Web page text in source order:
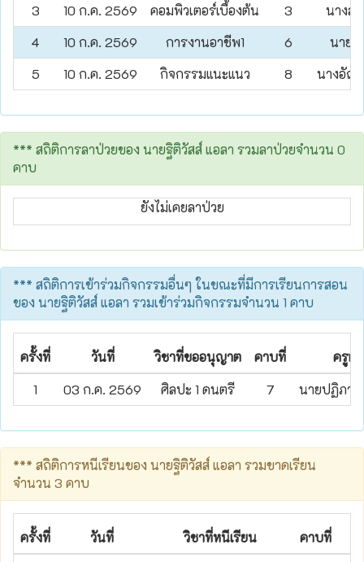
3
10 ก.ค. 2569 คอมพิวเตอร์เบื้องต้น 3
นางส
4
10 ก.ค. 2569 การงานอาชีพ1 6
นายณ
5
10 ก.ค. 2569 กิจกรรมแนะแนว 8 นางอัญ
*** สถิติการลาป่วยของ นายฐิติวัสส์ แอลา รวมลาป่วยจำนวน 0
คาบ
ยังไม่เคยลาป่วย
*** สถิติการเข้าร่วมกิจกรรมอื่นๆ ในขณะที่มีการเรียนการสอน
ของ นายฐิติวัสส์ แอลา รวมเข้าร่วมกิจกรรมจำนวน 1 คาบ
ครั้งที่ วันที่ วิชาที่ขออนุญาต คาบที่
ครูผู้
1
03 ก.ค. 2569 ศิลปะ 1 ดนตรี 7 นายปฏิภา
*** สถิติการหนีเรียนของ นายฐิติวัสส์ แอลา รวมขาดเรียน
จำนวน 3 คาบ
ครั้งที่ วันที่ วิชาที่หนีเรียน
คาบที่